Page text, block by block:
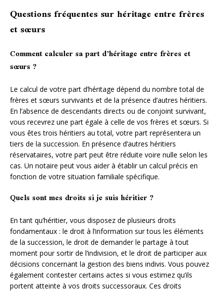
Questions fréquentes sur héritage entre frères
et sœurs
Comment calculer sa part d’héritage entre frères et
sœurs ?
Le calcul de votre part d’héritage dépend du nombre total de
frères et sœurs survivants et de la présence d’autres héritiers.
En l’absence de descendants directs ou de conjoint survivant,
vous recevrez une part égale à celle de vos frères et sœurs. Si
vous êtes trois héritiers au total, votre part représentera un
tiers de la succession. En présence d’autres héritiers
réservataires, votre part peut être réduite voire nulle selon les
cas. Un notaire peut vous aider à établir un calcul précis en
fonction de votre situation familiale spécifique.
Quels sont mes droits si je suis héritier ?
En tant qu’héritier, vous disposez de plusieurs droits
fondamentaux : le droit à l’information sur tous les éléments
de la succession, le droit de demander le partage à tout
moment pour sortir de l’indivision, et le droit de participer aux
décisions concernant la gestion des biens indivis. Vous pouvez
également contester certains actes si vous estimez qu’ils
portent atteinte à vos droits successoraux. Ces droits